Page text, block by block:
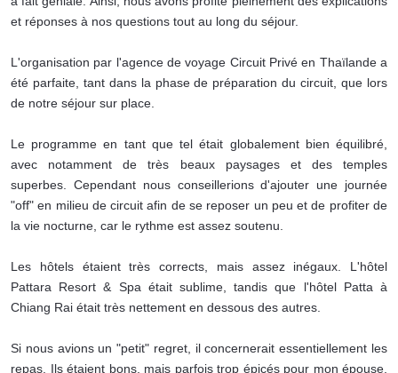
et réponses à nos questions tout au long du séjour.
L'organisation par l'agence de voyage Circuit Privé en Thaïlande a
été parfaite, tant dans la phase de préparation du circuit, que lors
de notre séjour sur place.
Le programme en tant que tel était globalement bien équilibré,
avec notamment de très beaux paysages et des temples
superbes. Cependant nous conseillerions d'ajouter une journée
"off" en milieu de circuit afin de se reposer un peu et de profiter de
la vie nocturne, car le rythme est assez soutenu.
Les hôtels étaient très corrects, mais assez inégaux. L'hôtel
Pattara Resort & Spa était sublime, tandis que l'hôtel Patta à
Chiang Rai était très nettement en dessous des autres.
Si nous avions un "petit" regret, il concernerait essentiellement les
repas. Ils étaient bons, mais parfois trop épicés pour mon épouse,